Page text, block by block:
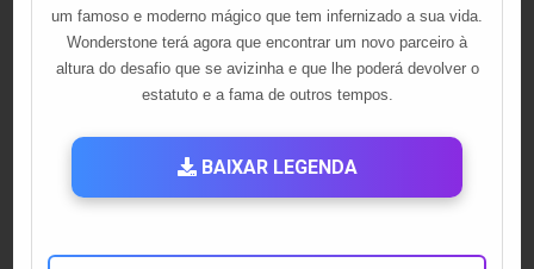
um famoso e moderno mágico que tem infernizado a sua vida.
Wonderstone terá agora que encontrar um novo parceiro à
altura do desafio que se avizinha e que lhe poderá devolver o
estatuto e a fama de outros tempos.
BAIXAR LEGENDA